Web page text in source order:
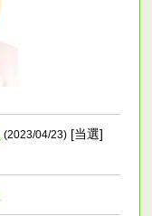
(2023/04/23) [当選]